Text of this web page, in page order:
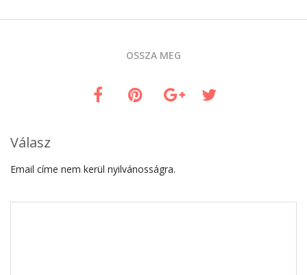
OSSZA MEG
Válasz
Email címe nem kerül nyilvánosságra.